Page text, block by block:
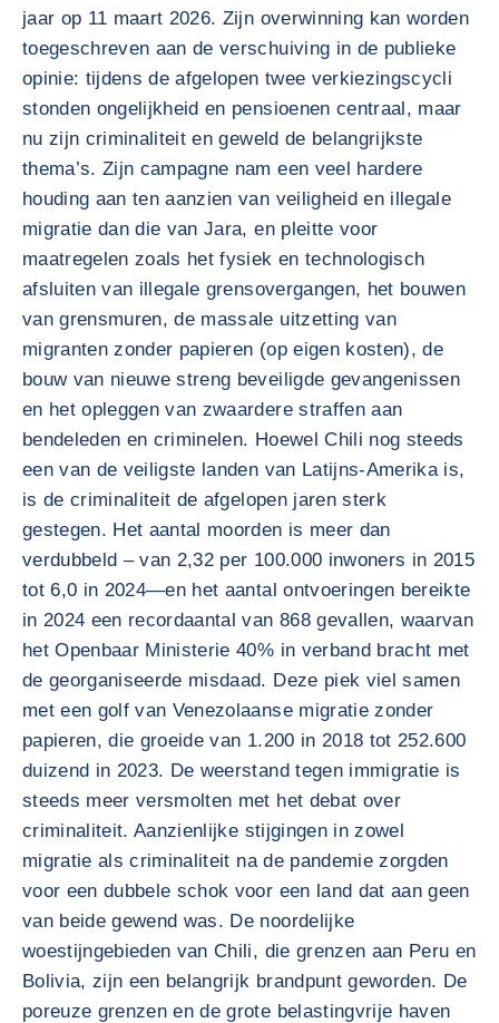
jaar op 11 maart 2026. Zijn overwinning kan worden
toegeschreven aan de verschuiving in de publieke
opinie: tijdens de afgelopen twee verkiezingscycli
stonden ongelijkheid en pensioenen centraal, maar
nu zijn criminaliteit en geweld de belangrijkste
thema’s. Zijn campagne nam een veel hardere
houding aan ten aanzien van veiligheid en illegale
migratie dan die van Jara, en pleitte voor
maatregelen zoals het fysiek en technologisch
afsluiten van illegale grensovergangen, het bouwen
van grensmuren, de massale uitzetting van
migranten zonder papieren (op eigen kosten), de
bouw van nieuwe streng beveiligde gevangenissen
en het opleggen van zwaardere straffen aan
bendeleden en criminelen. Hoewel Chili nog steeds
een van de veiligste landen van Latijns-Amerika is,
is de criminaliteit de afgelopen jaren sterk
gestegen. Het aantal moorden is meer dan
verdubbeld – van 2,32 per 100.000 inwoners in 2015
tot 6,0 in 2024—en het aantal ontvoeringen bereikte
in 2024 een recordaantal van 868 gevallen, waarvan
het Openbaar Ministerie 40% in verband bracht met
de georganiseerde misdaad. Deze piek viel samen
met een golf van Venezolaanse migratie zonder
papieren, die groeide van 1.200 in 2018 tot 252.600
duizend in 2023. De weerstand tegen immigratie is
steeds meer versmolten met het debat over
criminaliteit. Aanzienlijke stijgingen in zowel
migratie als criminaliteit na de pandemie zorgden
voor een dubbele schok voor een land dat aan geen
van beide gewend was. De noordelijke
woestijngebieden van Chili, die grenzen aan Peru en
Bolivia, zijn een belangrijk brandpunt geworden. De
poreuze grenzen en de grote belastingvrije haven